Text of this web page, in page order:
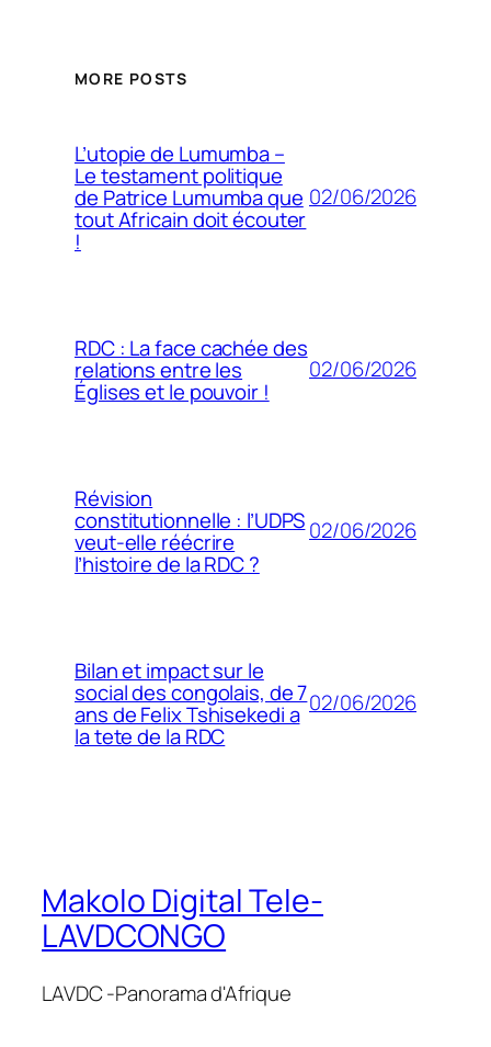
MORE POSTS
L’utopie de Lumumba –
Le testament politique
de Patrice Lumumba que
tout Africain doit écouter
!
02/06/2026
RDC : La face cachée des
relations entre les
Églises et le pouvoir !
02/06/2026
Révision
constitutionnelle : l’UDPS
veut-elle réécrire
l’histoire de la RDC ?
02/06/2026
Bilan et impact sur le
social des congolais, de 7
ans de Felix Tshisekedi a
la tete de la RDC
02/06/2026
Makolo Digital Tele-
LAVDCONGO
LAVDC -Panorama d'Afrique